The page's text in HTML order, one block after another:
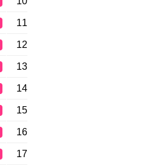
11
12
13
14
15
16
17